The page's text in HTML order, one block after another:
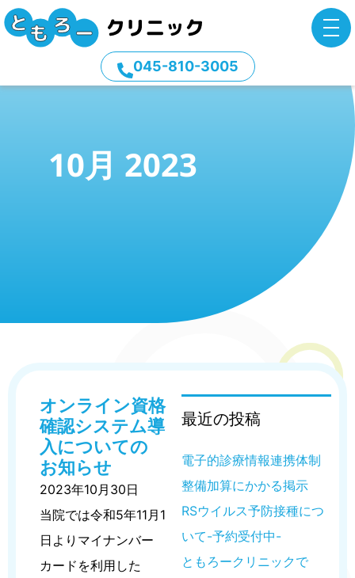
045-810-3005
10月 2023
オンライン資格
確認システム導
入についての
お知らせ
2023年10月30日
当院では令和5年11月1
日よりマイナンバー
カードを利用した
最近の投稿
電子的診療情報連携体制
整備加算にかかる掲示
RSウイルス予防接種につ
いて-予約受付中-
ともろークリニックで